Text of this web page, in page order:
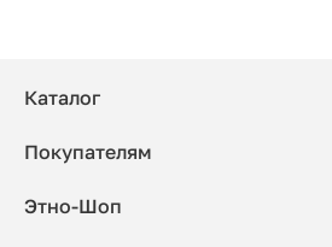
Каталог
Покупателям
Этно-Шоп